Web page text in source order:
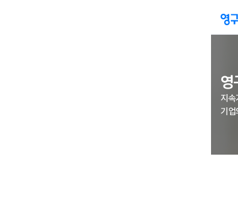
영
지속
기업